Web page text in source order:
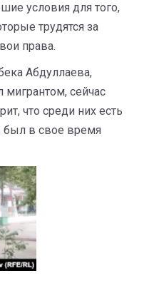
условия для того,
трудятся за
права.
Абдуллаева,
сейчас
что среди них есть
был в свое время